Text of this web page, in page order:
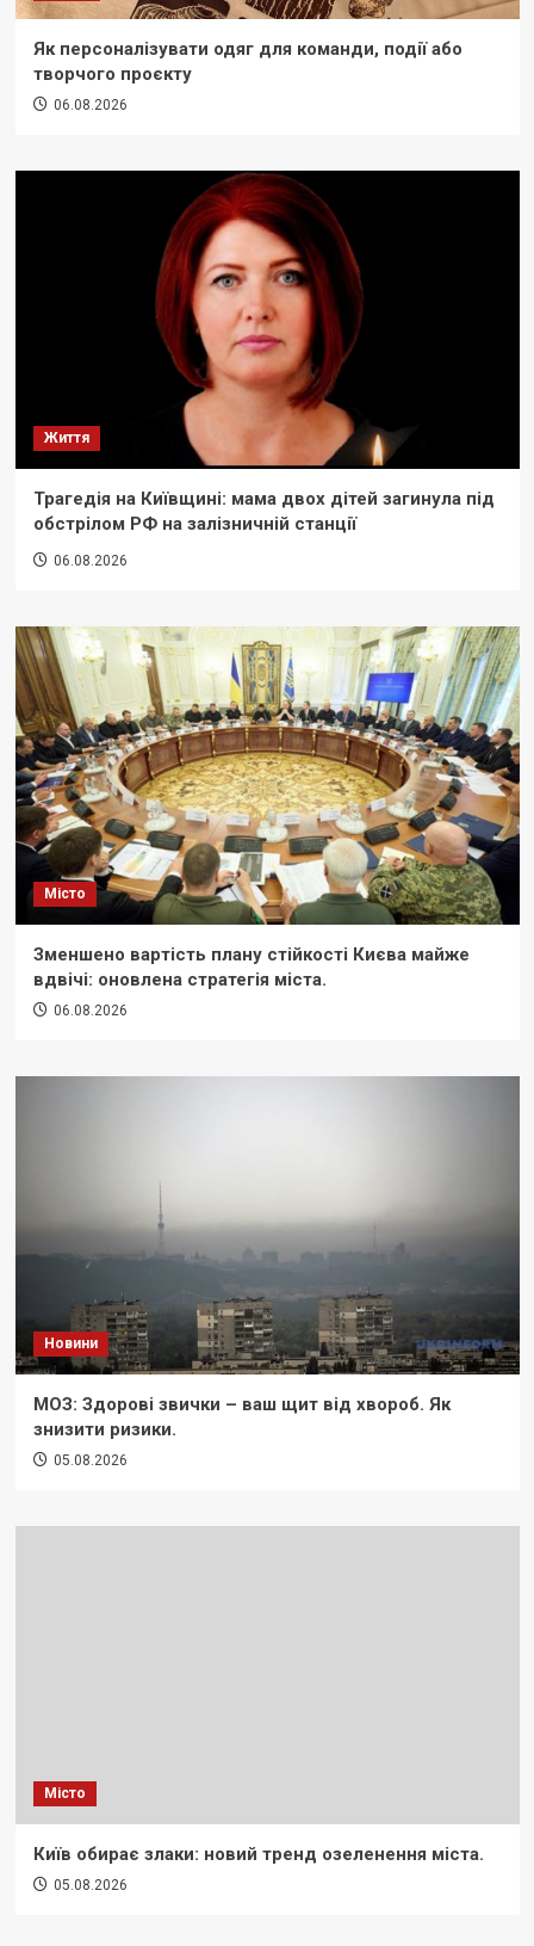
Як персоналізувати одяг для команди, події або
творчого проєкту
06.08.2026
Життя
Трагедія на Київщині: мама двох дітей загинула під
обстрілом РФ на залізничній станції
06.08.2026
Місто
Зменшено вартість плану стійкості Києва майже
вдвічі: оновлена стратегія міста.
06.08.2026
Новини
МОЗ: Здорові звички – ваш щит від хвороб. Як
знизити ризики.
05.08.2026
Місто
Київ обирає злаки: новий тренд озеленення міста.
05.08.2026